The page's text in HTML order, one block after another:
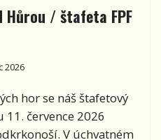
/ štafeta FPF
2026
hor se náš štafetový
července 2026
V úchvatném